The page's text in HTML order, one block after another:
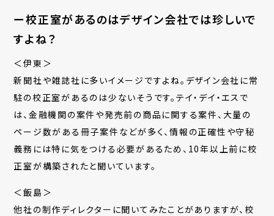
ー校正室があるのはデザイン会社では珍しいで
すよね？
＜伊東＞
新聞社や雑誌社に多いイメージですよね。デザイン会社に常
駐の校正室があるのは少ないそうです。テイ・デイ・エスで
は、金融機関の案件や発売前の商品に関する案件、大量の
ページ数がある冊子案件などが多く、情報の正確性や守秘
義務には特に気をつける必要があるため、 10年以上前に校
正室が構築されたと聞いています。
＜飯島＞
他社の制作ディレクターに聞いてみたことがありますが、校